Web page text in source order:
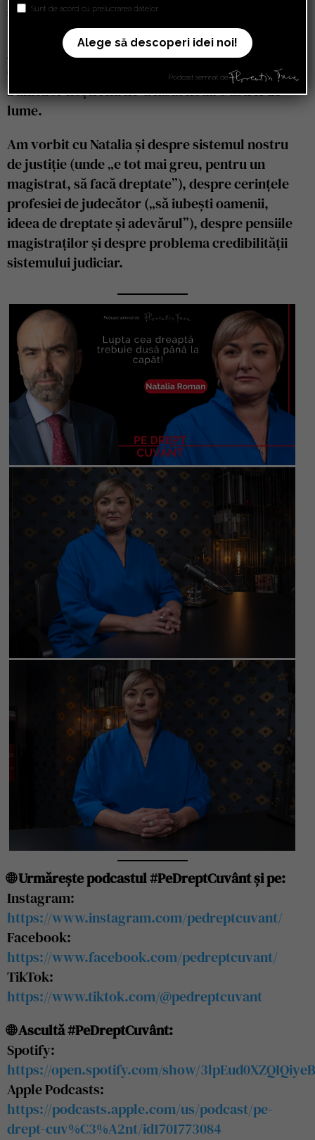
suntem vinovați, au nevoie de sprijinul nostru.
Iar noi avem o datorie morală față de
generațiile care vin după noi, pentru că, așa
cum spune Nata, generația părinților și
bunicilor noștri nu ne-a lăsat nouă o astfel de
lume.
Am vorbit cu Natalia și despre sistemul nostru
de justiție (unde „e tot mai greu, pentru un
magistrat, să facă dreptate”), despre cerințele
profesiei de judecător („să iubești oamenii,
ideea de dreptate și adevărul”), despre pensiile
magistraților și despre problema credibilității
sistemului judiciar.
🌐 Urmărește podcastul #PeDreptCuvânt și pe:
Instagram:
https://www.instagram.com/pedreptcuvant/
Facebook:
https://www.facebook.com/pedreptcuvant/
TikTok:
https://www.tiktok.com/@pedreptcuvant
🌐 Ascultă #PeDreptCuvânt:
Spotify:
https://open.spotify.com/show/
Apple Podcasts:
https://podcasts.apple.com/us/podcast/pe-
drept-cuv%C3%A2nt/id1701773084
Sunt de acord cu prelucrarea datelor.
Alege să descoperi idei noi!
Podcast semnat de